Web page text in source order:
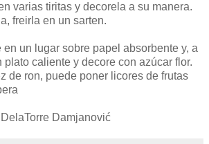
varias tiritas y decorela a su manera.
freirla en un sarten.
un lugar sobre papel absorbente y, a
caliente y decore con azúcar flor.
de ron, puede poner licores de frutas
Damjanović